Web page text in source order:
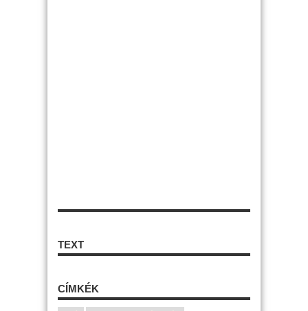
TEXT
CÍMKÉK